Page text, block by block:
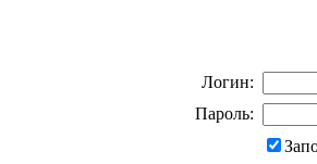
Логин:
Пароль: